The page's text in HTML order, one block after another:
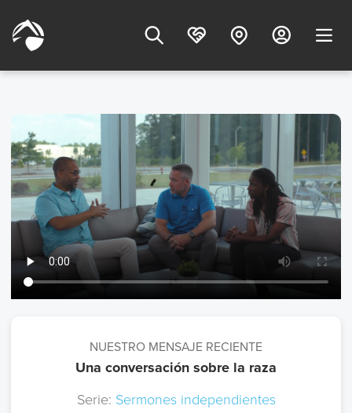
NUESTRO MENSAJE RECIENTE
Una conversación sobre la raza
Serie: Sermones independientes